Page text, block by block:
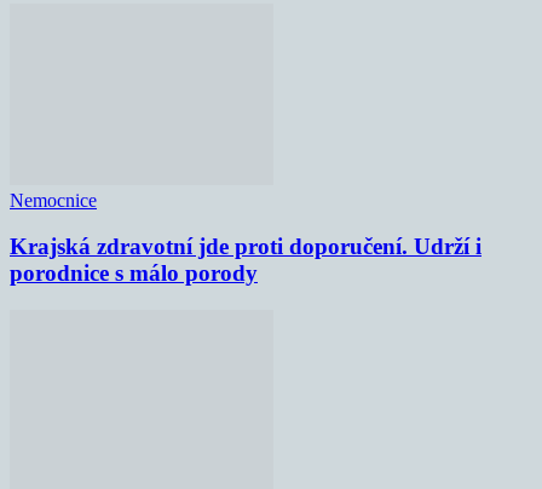
Nemocnice
Krajská zdravotní jde proti doporučení. Udrží i
porodnice s málo porody